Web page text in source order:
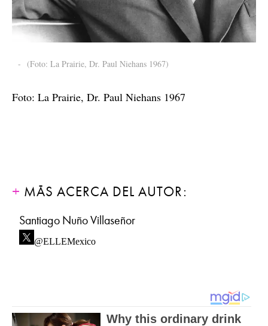
- (Foto: La Prairie, Dr. Paul Niehans 1967)
Foto: La Prairie, Dr. Paul Niehans 1967
MÁS ACERCA DEL AUTOR:
Santiago Nuño Villaseñor
@ELLEMexico